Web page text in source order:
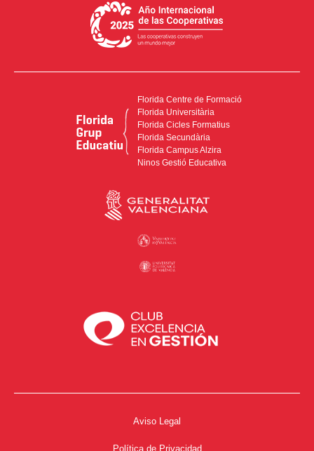
Florida Centre de Formació
Florida Universitària
Florida Cicles Formatius
Florida Secundària
Florida Campus Alzira
Ninos Gestió Educativa
Aviso Legal
Política de Privacidad